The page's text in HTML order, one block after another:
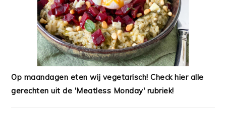
Op maandagen eten wij vegetarisch! Check hier alle
gerechten uit de 'Meatless Monday' rubriek!